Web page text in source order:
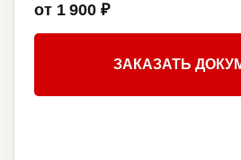
от 1 900 ₽
ЗАКАЗАТЬ